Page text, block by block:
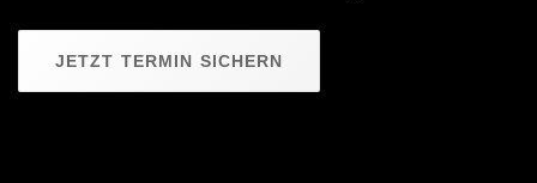
JETZT TERMIN SICHERN